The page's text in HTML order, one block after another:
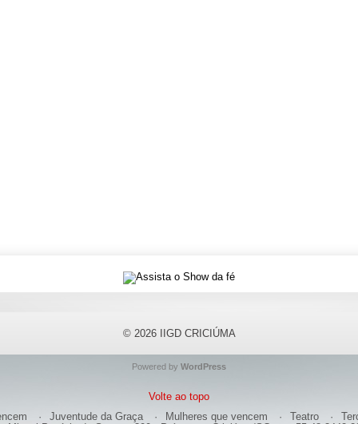
© 2026 IIGD CRICIÚMA
Powered by WordPress
Volte ao topo
Juventude da Graça Mulheres que vencem Teatro